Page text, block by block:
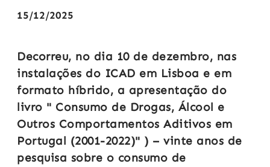
15/12/2025
Decorreu, no dia 10 de dezembro, nas
instalações do ICAD em Lisboa e em
formato híbrido, a apresentação do
livro " Consumo de Drogas, Álcool e
Outros Comportamentos Aditivos em
Portugal (2001-2022)" ) – vinte anos de
pesquisa sobre o consumo de